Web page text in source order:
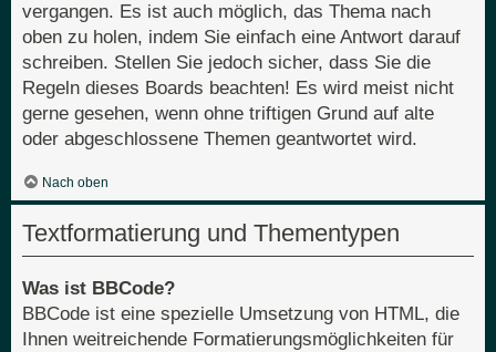
vergangen. Es ist auch möglich, das Thema nach
oben zu holen, indem Sie einfach eine Antwort darauf
schreiben. Stellen Sie jedoch sicher, dass Sie die
Regeln dieses Boards beachten! Es wird meist nicht
gerne gesehen, wenn ohne triftigen Grund auf alte
oder abgeschlossene Themen geantwortet wird.
Nach oben
Textformatierung und Thementypen
Was ist BBCode?
BBCode ist eine spezielle Umsetzung von HTML, die
Ihnen weitreichende Formatierungsmöglichkeiten für